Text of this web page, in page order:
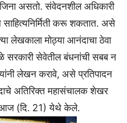
असतो. संवेदनशील अधिकारी
साहित्यनिर्मिती करू शकतात. असे
लेखकाला मोठ्या आनंदाचा ठेवा
सरकारी सेवेतील बंधनांची सबब न
यांनी लेखन करावे, असे प्रतिपादन
अतिरिक्त महासंचालक शेखर
आज (दि. 21) येथे केले.